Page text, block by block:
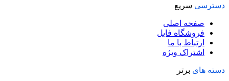
دسترسی سریع
صفحه اصلی
فروشگاه فایل
ارتباط با ما
اشتراک ویژه
دسته های برتر